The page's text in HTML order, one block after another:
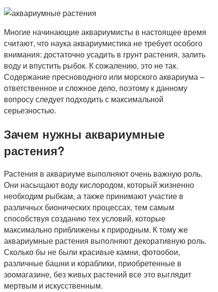
Многие начинающие аквариумисты в настоящее время
считают, что наука аквариумистика не требует особого
внимания: достаточно усадить в грунт растения, залить
воду и впустить рыбок. К сожалению, это не так.
Содержание пресноводного или морского аквариума –
ответственное и сложное дело, поэтому к данному
вопросу следует подходить с максимальной
серьезностью.
Зачем нужны аквариумные
растения?
Растения в аквариуме выполняют очень важную роль.
Они насыщают воду кислородом, который жизненно
необходим рыбкам, а также принимают участие в
различных бионических процессах, тем самым
способствуя созданию тех условий, которые
максимально приближены к природным. К тому же
аквариумные растения выполняют декоративную роль.
Сколько бы не были красивые камни, фотообои,
различные башни и кораблики, приобретенные в
зоомагазине, без живых растений все это выглядит
мертвым и искусственным.